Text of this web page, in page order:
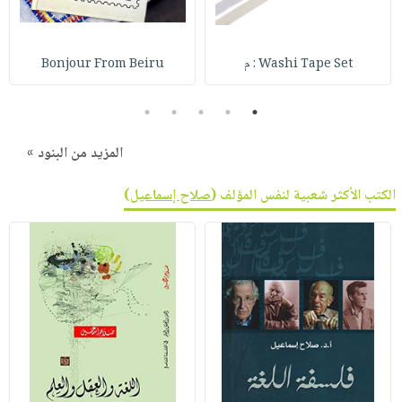
Washi Tape Set : م Bonjour From Beiru
1
2
3
4
5
المزيد من البنود »
الكتب الأكثر شعبية لنفس المؤلف (صلاح إسماعيل)